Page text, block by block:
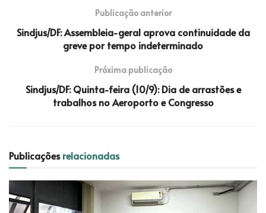
Publicação anterior
Sindjus/DF: Assembleia-geral aprova continuidade da
greve por tempo indeterminado
Próxima publicação
Sindjus/DF: Quinta-feira (10/9): Dia de arrastões e
trabalhos no Aeroporto e Congresso
Publicaçõesrelacionadas